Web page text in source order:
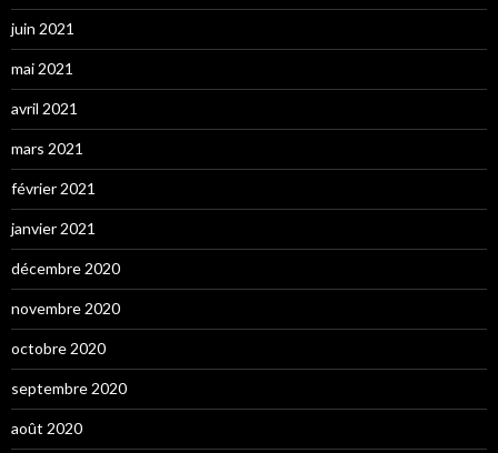
juin 2021
mai 2021
avril 2021
mars 2021
février 2021
janvier 2021
décembre 2020
novembre 2020
octobre 2020
septembre 2020
août 2020